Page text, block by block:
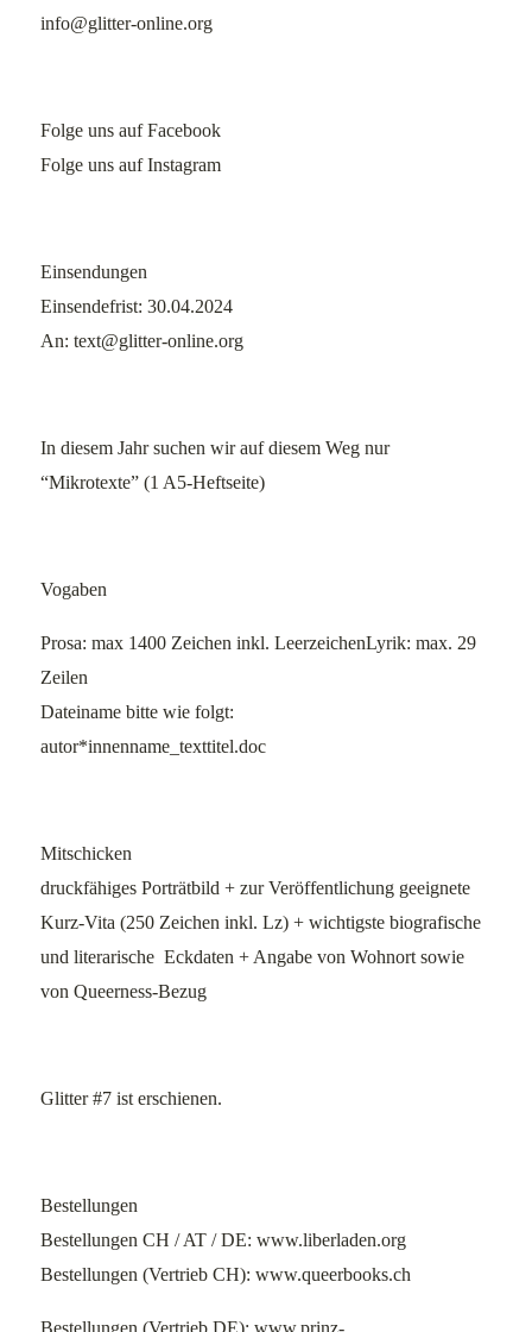
info@glitter-online.org
Folge uns auf Facebook
Folge uns auf Instagram
Einsendungen
Einsendefrist: 30.04.2024
An: text@glitter-online.org
In diesem Jahr suchen wir auf diesem Weg nur
“Mikrotexte” (1 A5-Heftseite)
Vogaben
Prosa: max 1400 Zeichen inkl. LeerzeichenLyrik: max. 29
Zeilen
Dateiname bitte wie folgt:
autor*innenname_texttitel.doc
Mitschicken
druckfähiges Porträtbild + zur Veröffentlichung geeignete
Kurz-Vita (250 Zeichen inkl. Lz) + wichtigste biografische
und literarische Eckdaten + Angabe von Wohnort sowie
von Queerness-Bezug
Glitter #7 ist erschienen.
Bestellungen
Bestellungen CH / AT / DE: www.liberladen.org
Bestellungen (Vertrieb CH): www.queerbooks.ch
Bestellungen (Vertrieb DE): www.prinz-